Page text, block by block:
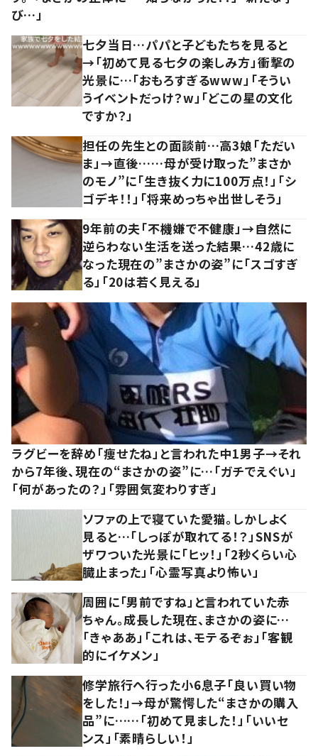
び…」
七夕当日…パパと子どもたちを見ると
→「初めて見る七夕の楽しみ方」衝撃の
光景に…「おもろすぎるwww」「そうい
うイベントだっけ？w」「どこの星の文化
ですか？」
担任の先生との面談前…高3娘「ただい
ま」→直後……母が受け取った”まさか
のモノ”に「生き抜く力に100万点！」「シ
ゴデキ！！」「将来めっちゃ出世しそう」
9年前の夫「不機嫌で不健康」→自然に
逆らわない生活を送った結果…42歳に
なった現在の”まさかの姿”に「スゴすぎ
る」「20は若く見える」
ラグビーを辞め「痩せたね」と言われた中1男子→それ
から7年後、現在の“まさかの姿”に…「ガチでえぐい」
「何があったの？」「雰囲気変わりすぎ」
ソファの上で寝ていた愛猫。しかしよく
見ると…「しっぽが取れてる！？」SNSが
ザワついた光景に「ヒッ！」「2秒くらい心
臓止まった」「心霊写真より怖い」
周囲に「男前ですね」と言われていた赤
ちゃん。成長した現在、まさかの姿に…
「きゃああ」「これは、モテるぞぉ」「客観
的にイケメン」
修学旅行へ行った小6息子「良い買い物
をした！」→母が驚愕した“まさかの購入
品”に……「初めて見ました！」「いいセ
ンス」「素晴らしい！」